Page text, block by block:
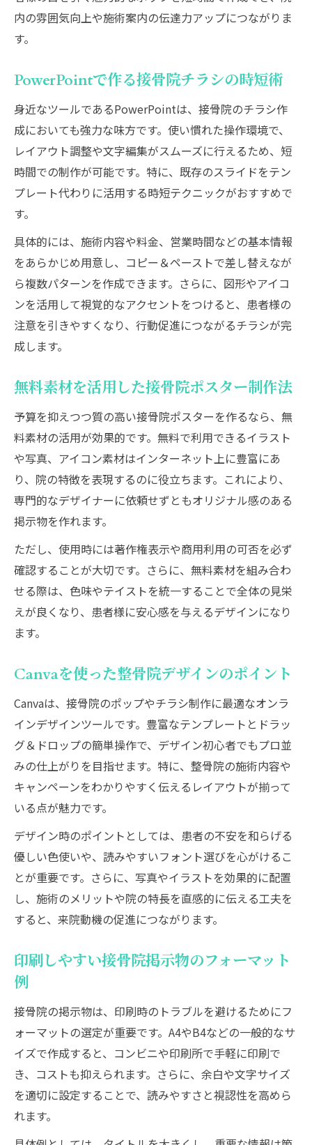
内の雰囲気向上や施術案内の伝達力アップにつながりま
す。
PowerPointで作る接骨院チラシの時短術
身近なツールであるPowerPointは、接骨院のチラシ作
成においても強力な味方です。使い慣れた操作環境で、
レイアウト調整や文字編集がスムーズに行えるため、短
時間での制作が可能です。特に、既存のスライドをテン
プレート代わりに活用する時短テクニックがおすすめで
す。
具体的には、施術内容や料金、営業時間などの基本情報
をあらかじめ用意し、コピー＆ペーストで差し替えなが
ら複数パターンを作成できます。さらに、図形やアイコ
ンを活用して視覚的なアクセントをつけると、患者様の
注意を引きやすくなり、行動促進につながるチラシが完
成します。
無料素材を活用した接骨院ポスター制作法
予算を抑えつつ質の高い接骨院ポスターを作るなら、無
料素材の活用が効果的です。無料で利用できるイラスト
や写真、アイコン素材はインターネット上に豊富にあ
り、院の特徴を表現するのに役立ちます。これにより、
専門的なデザイナーに依頼せずともオリジナル感のある
掲示物を作れます。
ただし、使用時には著作権表示や商用利用の可否を必ず
確認することが大切です。さらに、無料素材を組み合わ
せる際は、色味やテイストを統一することで全体の見栄
えが良くなり、患者様に安心感を与えるデザインになり
ます。
Canvaを使った整骨院デザインのポイント
Canvaは、接骨院のポップやチラシ制作に最適なオンラ
インデザインツールです。豊富なテンプレートとドラッ
グ＆ドロップの簡単操作で、デザイン初心者でもプロ並
みの仕上がりを目指せます。特に、整骨院の施術内容や
キャンペーンをわかりやすく伝えるレイアウトが揃って
いる点が魅力です。
デザイン時のポイントとしては、患者の不安を和らげる
優しい色使いや、読みやすいフォント選びを心がけるこ
とが重要です。さらに、写真やイラストを効果的に配置
し、施術のメリットや院の特長を直感的に伝える工夫を
すると、来院動機の促進につながります。
印刷しやすい接骨院掲示物のフォーマット
例
接骨院の掲示物は、印刷時のトラブルを避けるためにフ
ォーマットの選定が重要です。A4やB4などの一般的なサ
イズで作成すると、コンビニや印刷所で手軽に印刷で
き、コストも抑えられます。さらに、余白や文字サイズ
を適切に設定することで、読みやすさと視認性を高めら
れます。